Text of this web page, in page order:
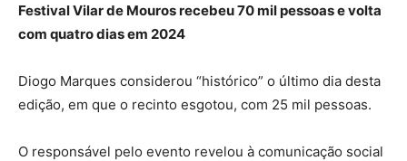
Festival Vilar de Mouros recebeu 70 mil pessoas e volta
com quatro dias em 2024
Diogo Marques considerou “histórico” o último dia desta
edição, em que o recinto esgotou, com 25 mil pessoas.
O responsável pelo evento revelou à comunicação social